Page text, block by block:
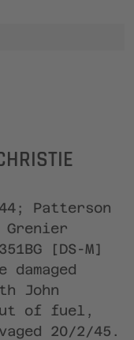
Patterson
[DS-M]
John
of fuel,
20/2/45.